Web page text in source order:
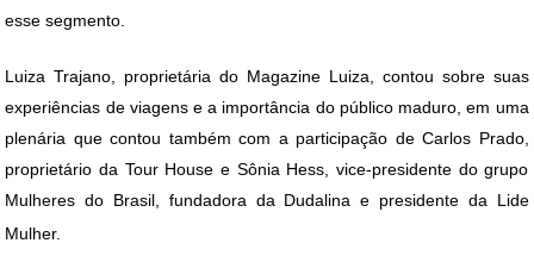
esse segmento.
Luiza Trajano, proprietária do Magazine Luiza, contou sobre suas
experiências de viagens e a importância do público maduro, em uma
plenária que contou também com a participação de Carlos Prado,
proprietário da Tour House e Sônia Hess, vice-presidente do grupo
Mulheres do Brasil, fundadora da Dudalina e presidente da Lide
Mulher.